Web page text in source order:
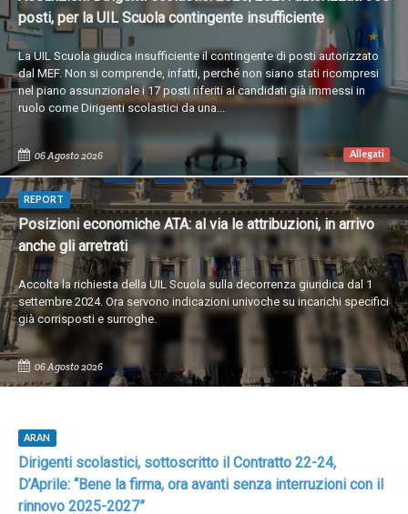
posti, per la UIL Scuola contingente insufficiente
La UIL Scuola giudica insufficiente il contingente di posti autorizzato
dal MEF. Non si comprende, infatti, perché non siano stati ricompresi
nel piano assunzionale i 17 posti riferiti ai candidati già immessi in
ruolo come Dirigenti scolastici da una...
06 Agosto 2026 Allegati
REPORT
Posizioni economiche ATA: al via le attribuzioni, in arrivo
anche gli arretrati
Accolta la richiesta della UIL Scuola sulla decorrenza giuridica dal 1
settembre 2024. Ora servono indicazioni univoche su incarichi specifici
già corrisposti e surroghe.
06 Agosto 2026
ARAN
Dirigenti scolastici, sottoscritto il Contratto 22-24,
D’Aprile: “Bene la firma, ora avanti senza interruzioni con il
rinnovo 2025-2027”